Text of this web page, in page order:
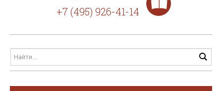
+7 (495) 926-41-14